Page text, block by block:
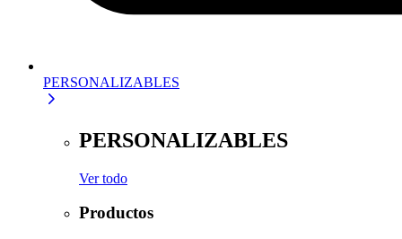
PERSONALIZABLES
PERSONALIZABLES
Ver todo
Productos